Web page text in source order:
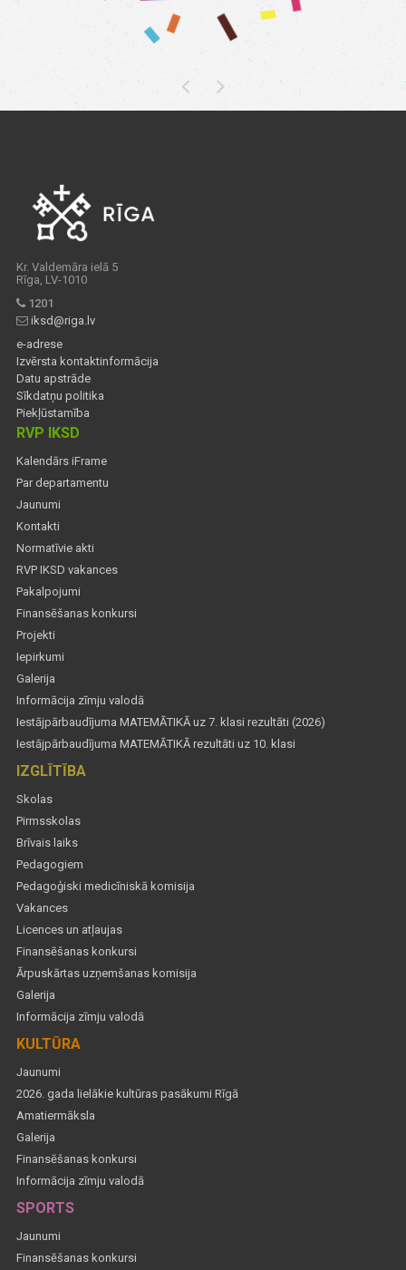
Kr. Valdemāra ielā 5
Rīga, LV-1010
1201
iksd@riga.lv
e-adrese
Izvērsta kontaktinformācija
Datu apstrāde
Sīkdatņu politika
Piekļūstamība
RVP IKSD
Kalendārs iFrame
Par departamentu
Jaunumi
Kontakti
Normatīvie akti
RVP IKSD vakances
Pakalpojumi
Finansēšanas konkursi
Projekti
Iepirkumi
Galerija
Informācija zīmju valodā
Iestājpārbaudījuma MATEMĀTIKĀ uz 7. klasi rezultāti (2026)
Iestājpārbaudījuma MATEMĀTIKĀ rezultāti uz 10. klasi
IZGLĪTĪBA
Skolas
Pirmsskolas
Brīvais laiks
Pedagogiem
Pedagoģiski medicīniskā komisija
Vakances
Licences un atļaujas
Finansēšanas konkursi
Ārpuskārtas uzņemšanas komisija
Galerija
Informācija zīmju valodā
KULTŪRA
Jaunumi
2026. gada lielākie kultūras pasākumi Rīgā
Amatiermāksla
Galerija
Finansēšanas konkursi
Informācija zīmju valodā
SPORTS
Jaunumi
Finansēšanas konkursi